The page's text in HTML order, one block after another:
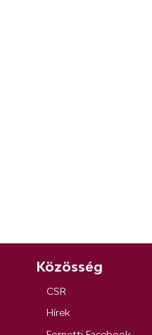
Közösség
CSR
Hírek